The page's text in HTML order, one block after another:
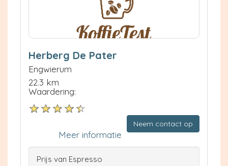
Herberg De Pater
Engwierum
22.3 km
Waardering:
Neem contact op
Meer informatie
Prijs van Espresso